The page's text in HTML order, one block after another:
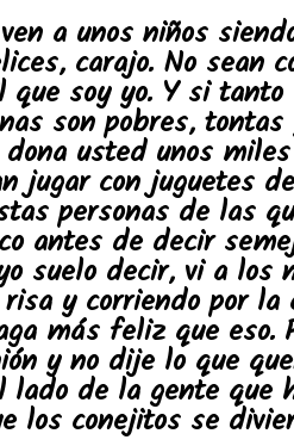
a unos niños
carajo. No sean
soy yo. Y si tanto
son pobres,
dona usted unos
jugar con juguetes
personas de las
antes de decir
suelo decir, vi a los
y corriendo por la
más feliz que eso.
y no dije lo que
lado de la gente que
los conejitos se